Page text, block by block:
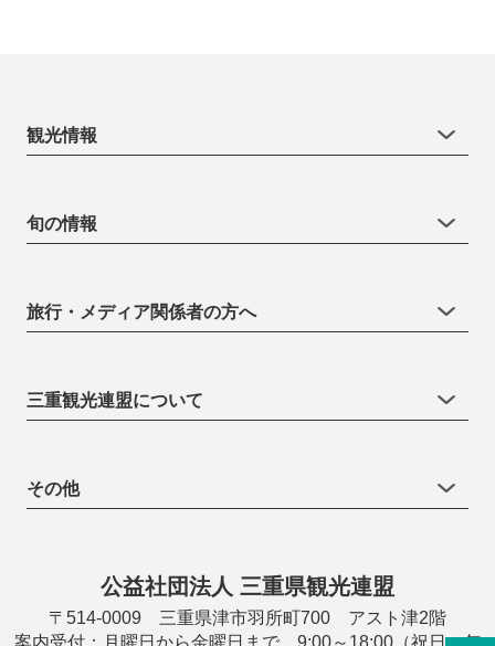
観光情報
旬の情報
旅行・メディア関係者の方へ
三重観光連盟について
その他
公益社団法人 三重県観光連盟
〒514-0009 三重県津市羽所町700 アスト津2階
案内受付：月曜日から金曜日まで 9:00～18:00（祝日・年